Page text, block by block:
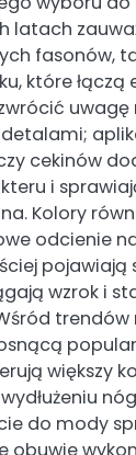
latach
fasonów,
które łączą
uwagę
cekinów
i
Kolory
odcienie
pojawiają
wzrok i
trendów
większy
do mody